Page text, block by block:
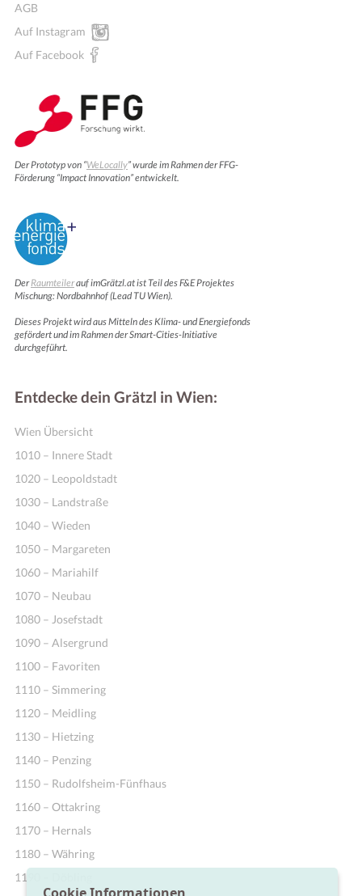
AGB
Auf Instagram
Auf Facebook
Der Prototyp von “WeLocally” wurde im Rahmen der FFG-
Förderung “Impact Innovation” entwickelt.
DerRaumteilerauf imGrätzl.at ist Teil des F&E Projektes
Mischung: Nordbahnhof (Lead TU Wien).
Dieses Projekt wird aus Mitteln des Klima- und Energiefonds
gefördert und im Rahmen der Smart-Cities-Initiative
durchgeführt.
Entdecke dein Grätzl in Wien:
Wien Übersicht
1010 – Innere Stadt
1020 – Leopoldstadt
1030 – Landstraße
1040 – Wieden
1050 – Margareten
1060 – Mariahilf
1070 – Neubau
1080 – Josefstadt
1090 – Alsergrund
1100 – Favoriten
1110 – Simmering
1120 – Meidling
1130 – Hietzing
1140 – Penzing
1150 – Rudolfsheim-Fünfhaus
1160 – Ottakring
1170 – Hernals
1180 – Währing
1190 – Döbling